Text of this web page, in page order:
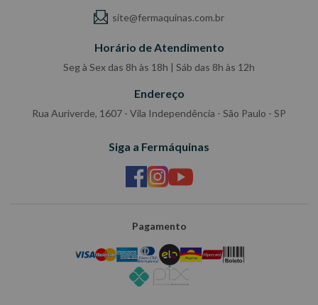
site@fermaquinas.com.br
Horário de Atendimento
Seg à Sex das 8h às 18h | Sáb das 8h às 12h
Endereço
Rua Auriverde, 1607 - Vila Independência - São Paulo - SP
Siga a Fermáquinas
Pagamento